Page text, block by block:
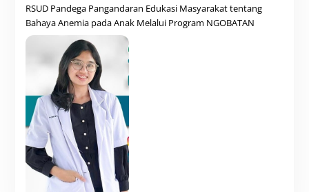
RSUD Pandega Pangandaran Edukasi Masyarakat tentang
Bahaya Anemia pada Anak Melalui Program NGOBATAN